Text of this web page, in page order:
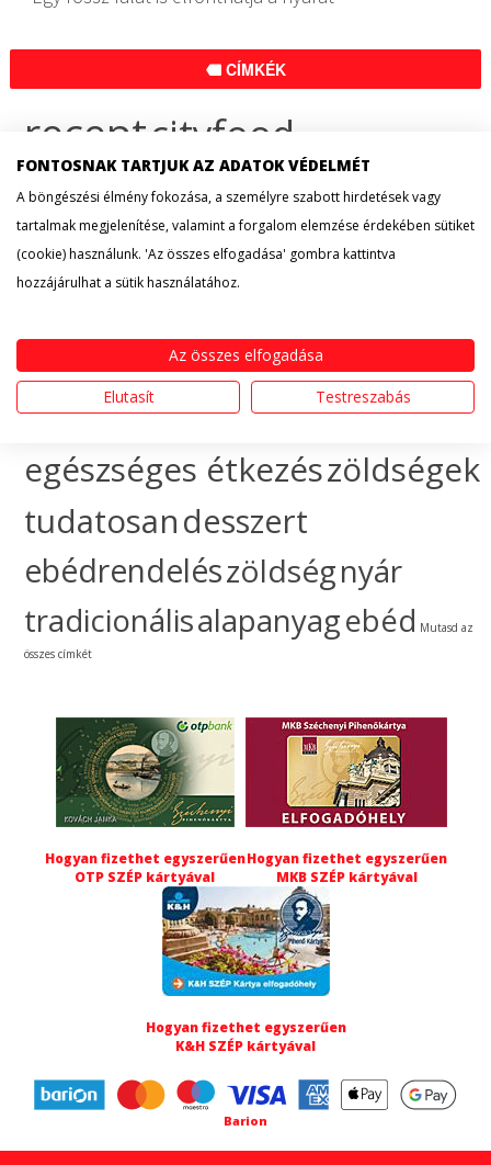
CÍMKÉK
receptcityfood
érdekességhogyan
készítsemegészséges
táplálkozás
gyümölcsünnepebéd
házhozszállításhogyan
egészséges étkezészöldségek
tudatosandesszert
ebédrendelészöldségnyár
tradicionálisalapanyagebéd Mutasd az
összes címkét
Hogyan fizethet egyszerűen
OTP SZÉP kártyával
Hogyan fizethet egyszerűen
MKB SZÉP kártyával
Hogyan fizethet egyszerűen
K&H SZÉP kártyával
Barion
FONTOSNAK TARTJUK AZ ADATOK VÉDELMÉT
A böngészési élmény fokozása, a személyre szabott hirdetések vagy
tartalmak megjelenítése, valamint a forgalom elemzése érdekében sütiket
(cookie) használunk. 'Az összes elfogadása' gombra kattintva
hozzájárulhat a sütik használatához.
Az összes elfogadása
Elutasít
Testreszabás